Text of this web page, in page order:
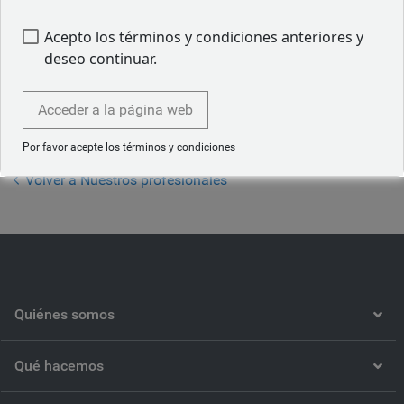
naturaleza y los derechos humanos. Antes de incorporarse
a RBC GAM en 2013, Matt trabajó en la división de banca
minorista de RBC. Inició su trayectoria profesional en el
sector de la inversión en 2010 y está licenciado en
Administración Pública por la Universidad de Guelph
(Canadá).
Volver a Nuestros profesionales
Quiénes somos
Qué hacemos
Acepto los términos y condiciones anteriores y
deseo continuar.
Acceder a la página web
Por favor acepte los términos y condiciones